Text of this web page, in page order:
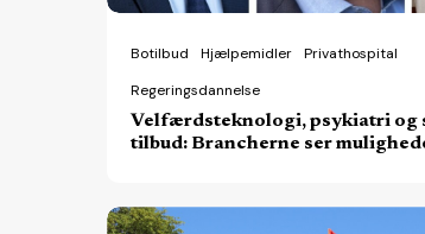
muligheder
Botilbud Hjælpemidler
Privathospital
Regeringsdannelse
Velfærdsteknologi, psykiatri og
tilbud: Brancherne ser
Kommunalt